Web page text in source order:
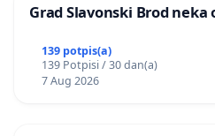
Grad Slavonski Brod
139 potpis(a)
139 Potpisi / 30 dan(a)
7 Aug 2026